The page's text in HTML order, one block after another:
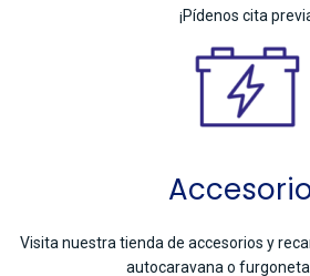
¡Pídenos cita
Visita nuestra tienda de accesorios y
autocaravana o